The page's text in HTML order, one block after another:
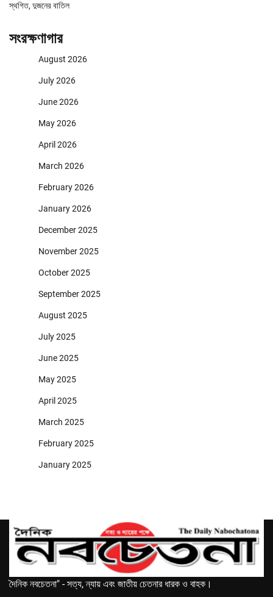
স্থগিত, দুজনের বাতিল
সংরক্ষণাগার
August 2026
July 2026
June 2026
May 2026
April 2026
March 2026
February 2026
January 2026
December 2025
November 2025
October 2025
September 2025
August 2025
July 2025
June 2025
May 2025
April 2025
March 2025
February 2025
January 2025
দৈনিক নবচেতনা" - সত্য, ন্যায় এবং জাতীয় চেতনার ধারক ও বাহক।